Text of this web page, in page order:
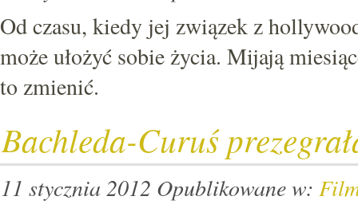
Od czasu, kiedy jej związek z
może ułożyć sobie życia. Mijają
to zmienić.
Bachleda-Curuś
11 stycznia 2012 Opublikowane w: